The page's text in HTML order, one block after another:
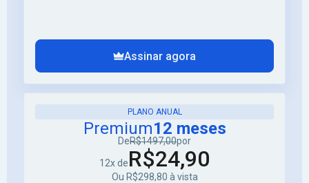
Assinar agora
PLANO ANUAL
Premium12 meses
DeR$1497,00por
12x deR$24,90
Ou R$298,80 à vista